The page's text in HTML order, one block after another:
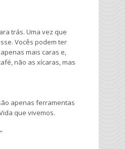
trás. Uma vez que
Vocês podem ter
mais caras e,
não as xícaras, mas
apenas ferramentas
que vivemos.